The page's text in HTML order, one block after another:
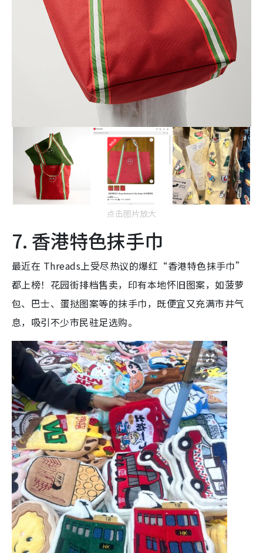
点击图片放大
7. 香港特色抹手巾
最近在 Threads上受尽热议的爆红“香港特色抹手巾”
都上榜！花园街排档售卖，印有本地怀旧图案，如菠萝
包、巴士、蛋挞图案等的抹手巾，既便宜又充满市井气
息，吸引不少市民驻足选购。